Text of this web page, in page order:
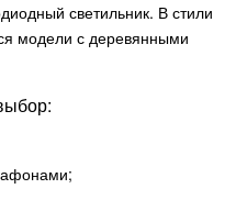
светильник. В стили
модели с деревянными